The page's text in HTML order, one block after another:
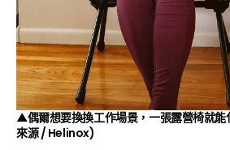
▲偶爾想要換換工作場景，一張露營椅就能
來源 / Helinox)